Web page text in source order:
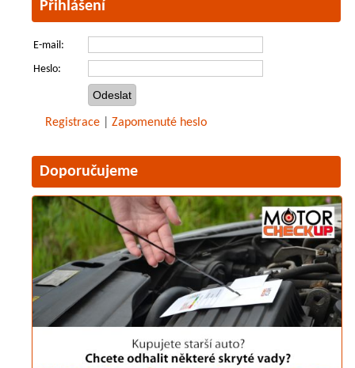
Přihlášení
E-mail:
Heslo:
Registrace Zapomenuté heslo
Doporučujeme